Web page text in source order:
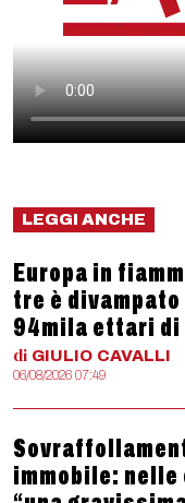
LEGGI ANCHE
Europa in
tre è
94mila ettari
di GIULIO CAVALLI
06/08/2026 07:49
immobile: